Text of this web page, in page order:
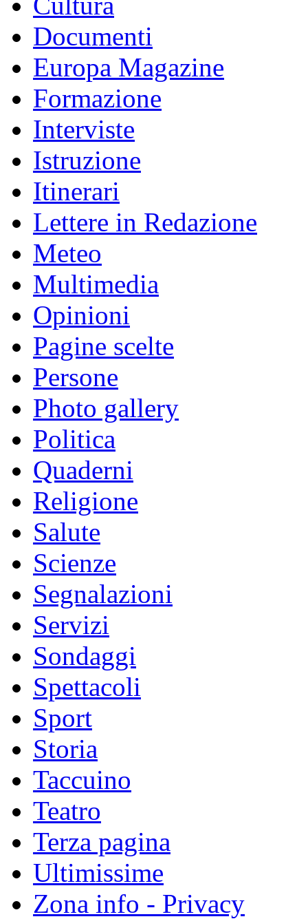
Documenti
Europa Magazine
Formazione
Interviste
Istruzione
Itinerari
Lettere in Redazione
Meteo
Multimedia
Opinioni
Pagine scelte
Persone
Photo gallery
Politica
Quaderni
Religione
Salute
Scienze
Segnalazioni
Servizi
Sondaggi
Spettacoli
Sport
Storia
Taccuino
Teatro
Terza pagina
Ultimissime
Zona info - Privacy